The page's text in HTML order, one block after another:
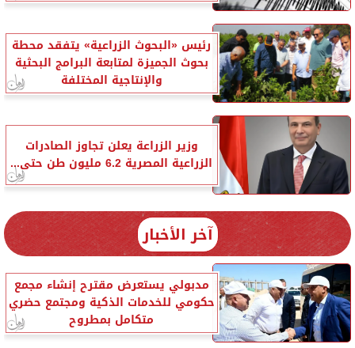
رئيس «البحوث الزراعية» يتفقد محطة
بحوث الجميزة لمتابعة البرامج البحثية
والإنتاجية المختلفة
وزير الزراعة يعلن تجاوز الصادرات
الزراعية المصرية 6.2 مليون طن حتى...
آخر الأخبار
مدبولي يستعرض مقترح إنشاء مجمع
حكومي للخدمات الذكية ومجتمع حضري
متكامل بمطروح